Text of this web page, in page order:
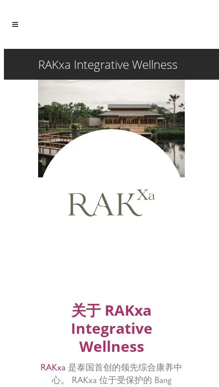
RAKxa Integrative Wellness
关于 RAKxa
Integrative
Wellness
RAKxa 是泰国首创的领先综合康养中
心。 RAKxa 位于受保护的 Bang